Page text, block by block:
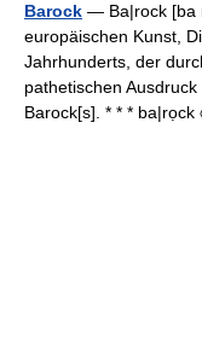
Barock — Ba|rock [ba
europäischen Kunst,
Jahrhunderts, der
pathetischen
Barock[s]. * * * ba|rọck